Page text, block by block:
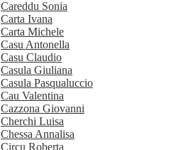
Careddu Sonia
Carta Ivana
Carta Michele
Casu Antonella
Casu Claudio
Casula Giuliana
Casula Pasqualuccio
Cau Valentina
Cazzona Giovanni
Cherchi Luisa
Chessa Annalisa
Circu Roberta